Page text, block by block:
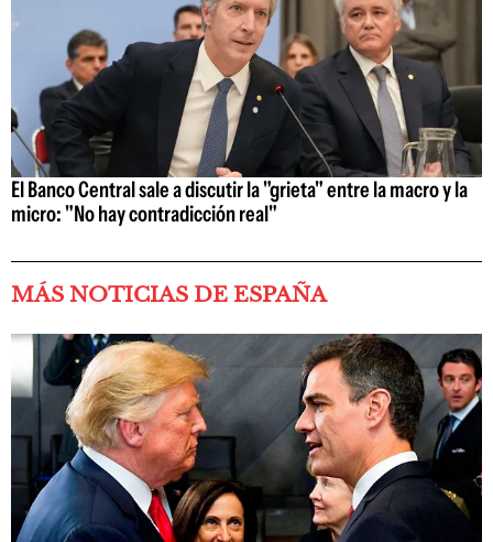
El Banco Central sale a discutir la "grieta" entre la macro y la
micro: "No hay contradicción real"
MÁS NOTICIAS DE ESPAÑA